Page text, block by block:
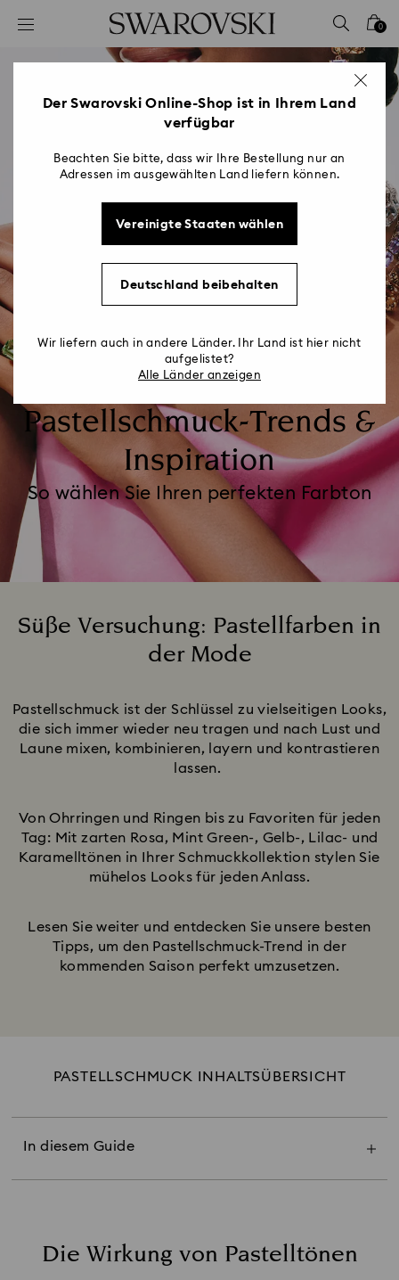
Liste Tastaturkürzel
2 - Footer
0
Pastellschmuck-Trends &
Inspiration
So wählen Sie Ihren perfekten Farbton
Süße Versuchung: Pastellfarben in
der Mode
Pastellschmuck ist der Schlüssel zu vielseitigen Looks,
die sich immer wieder neu tragen und nach Lust und
Laune mixen, kombinieren, layern und kontrastieren
lassen.
Von Ohrringen und Ringen bis zu Favoriten für jeden
Tag: Mit zarten Rosa, Mint Green-, Gelb-, Lilac- und
Karamelltönen in Ihrer Schmuckkollektion stylen Sie
mühelos Looks für jeden Anlass.
Lesen Sie weiter und entdecken Sie unsere besten
Tipps, um den Pastellschmuck-Trend in der
kommenden Saison perfekt umzusetzen.
PASTELLSCHMUCK INHALTSÜBERSICHT
In diesem Guide
Pastellrosa & Zartrosa
Pastellgrün & Blau
Pastelllavendel- & Lilactöne
Die Wirkung von Pastelltönen
Der Swarovski Online-Shop ist in Ihrem Land
verfügbar
Beachten Sie bitte, dass wir Ihre Bestellung nur an
Adressen im ausgewählten Land liefern können.
Vereinigte Staaten wählen
Deutschland beibehalten
Wir liefern auch in andere Länder. Ihr Land ist hier nicht
aufgelistet?
Alle Länder anzeigen